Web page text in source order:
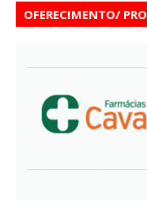
OFERECIMENTO/